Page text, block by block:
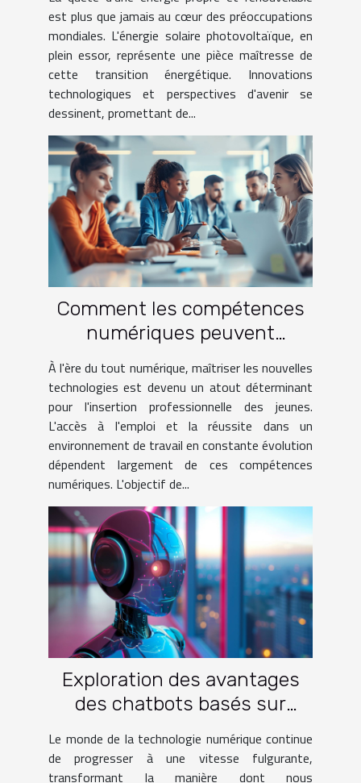
énergie durable
est plus que jamais au cœur des préoccupations
mondiales. L'énergie solaire photovoltaïque, en
plein essor, représente une pièce maîtresse de
cette transition énergétique. Innovations
technologiques et perspectives d'avenir se
dessinent, promettant de...
Comment les compétences
numériques peuvent
accélérer l'insertion
professionnelle des jeunes
À l'ère du tout numérique, maîtriser les nouvelles
technologies est devenu un atout déterminant
pour l'insertion professionnelle des jeunes.
L'accès à l'emploi et la réussite dans un
environnement de travail en constante évolution
dépendent largement de ces compétences
numériques. L'objectif de...
Exploration des avantages
des chatbots basés sur
l'intelligence artificielle
Le monde de la technologie numérique continue
de progresser à une vitesse fulgurante,
transformant la manière dont nous